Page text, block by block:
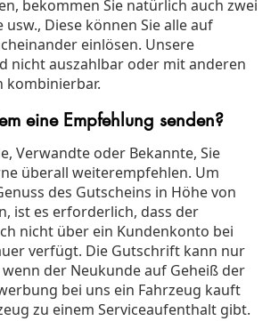
bekommen Sie natürlich auch zwei
usw., Diese können Sie alle auf
einlösen. Unsere
nicht auszahlbar oder mit anderen
kombinierbar.
eine Empfehlung senden?
Verwandte oder Bekannte, Sie
überall weiterempfehlen. Um
des Gutscheins in Höhe von
ist es erforderlich, dass der
nicht über ein Kundenkonto bei
verfügt. Die Gutschrift kann nur
der Neukunde auf Geheiß der
bei uns ein Fahrzeug kauft
zu einem Serviceaufenthalt gibt.